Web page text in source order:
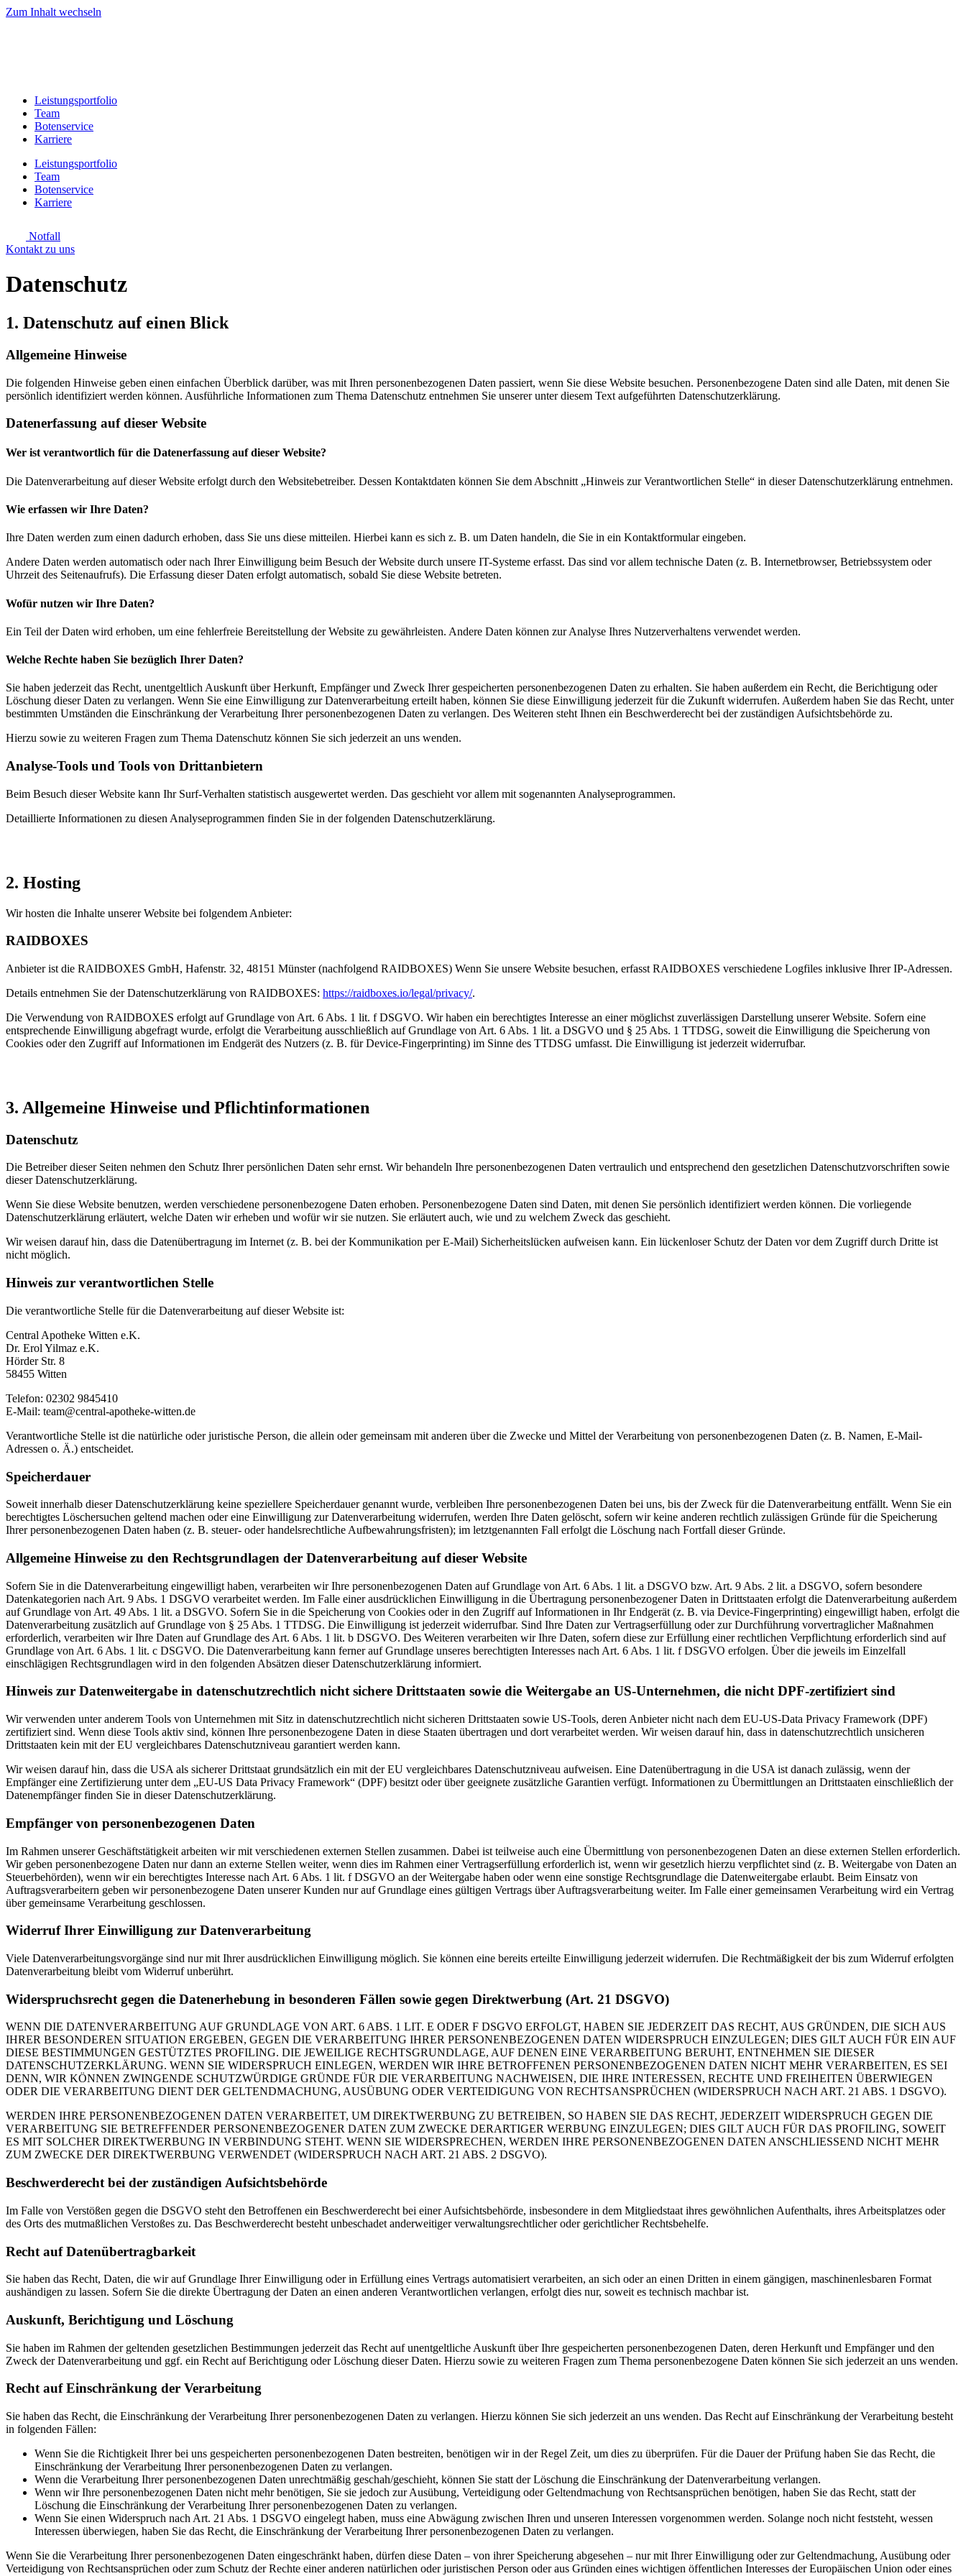
Zum Inhalt wechseln
Leistungsportfolio
Team
Botenservice
Karriere
Leistungsportfolio
Team
Botenservice
Karriere
Notfall
Kontakt zu uns
Datenschutz
1. Datenschutz auf einen Blick
Allgemeine Hinweise
Die folgenden Hinweise geben einen einfachen Überblick darüber, was mit Ihren personenbezogenen Daten passiert, wenn Sie diese Website besuchen. Personenbezogene Daten sind alle Daten, mit denen Sie
persönlich identifiziert werden können. Ausführliche Informationen zum Thema Datenschutz entnehmen Sie unserer unter diesem Text aufgeführten Datenschutzerklärung.
Datenerfassung auf dieser Website
Wer ist verantwortlich für die Datenerfassung auf dieser Website?
Die Datenverarbeitung auf dieser Website erfolgt durch den Websitebetreiber. Dessen Kontaktdaten können Sie dem Abschnitt „Hinweis zur Verantwortlichen Stelle“ in dieser Datenschutzerklärung entnehmen.
Wie erfassen wir Ihre Daten?
Ihre Daten werden zum einen dadurch erhoben, dass Sie uns diese mitteilen. Hierbei kann es sich z. B. um Daten handeln, die Sie in ein Kontaktformular eingeben.
Andere Daten werden automatisch oder nach Ihrer Einwilligung beim Besuch der Website durch unsere IT-Systeme erfasst. Das sind vor allem technische Daten (z. B. Internetbrowser, Betriebssystem oder
Uhrzeit des Seitenaufrufs). Die Erfassung dieser Daten erfolgt automatisch, sobald Sie diese Website betreten.
Wofür nutzen wir Ihre Daten?
Ein Teil der Daten wird erhoben, um eine fehlerfreie Bereitstellung der Website zu gewährleisten. Andere Daten können zur Analyse Ihres Nutzerverhaltens verwendet werden.
Welche Rechte haben Sie bezüglich Ihrer Daten?
Sie haben jederzeit das Recht, unentgeltlich Auskunft über Herkunft, Empfänger und Zweck Ihrer gespeicherten personenbezogenen Daten zu erhalten. Sie haben außerdem ein Recht, die Berichtigung oder
Löschung dieser Daten zu verlangen. Wenn Sie eine Einwilligung zur Datenverarbeitung erteilt haben, können Sie diese Einwilligung jederzeit für die Zukunft widerrufen. Außerdem haben Sie das Recht, unter
bestimmten Umständen die Einschränkung der Verarbeitung Ihrer personenbezogenen Daten zu verlangen. Des Weiteren steht Ihnen ein Beschwerderecht bei der zuständigen Aufsichtsbehörde zu.
Hierzu sowie zu weiteren Fragen zum Thema Datenschutz können Sie sich jederzeit an uns wenden.
Analyse-Tools und Tools von Dritt­anbietern
Beim Besuch dieser Website kann Ihr Surf-Verhalten statistisch ausgewertet werden. Das geschieht vor allem mit sogenannten Analyseprogrammen.
Detaillierte Informationen zu diesen Analyseprogrammen finden Sie in der folgenden Datenschutzerklärung.
2. Hosting
Wir hosten die Inhalte unserer Website bei folgendem Anbieter:
RAIDBOXES
Anbieter ist die RAIDBOXES GmbH, Hafenstr. 32, 48151 Münster (nachfolgend RAIDBOXES) Wenn Sie unsere Website besuchen, erfasst RAIDBOXES verschiedene Logfiles inklusive Ihrer IP-Adressen.
Details entnehmen Sie der Datenschutzerklärung von RAIDBOXES: https://raidboxes.io/legal/privacy/.
Die Verwendung von RAIDBOXES erfolgt auf Grundlage von Art. 6 Abs. 1 lit. f DSGVO. Wir haben ein berechtigtes Interesse an einer möglichst zuverlässigen Darstellung unserer Website. Sofern eine
entsprechende Einwilligung abgefragt wurde, erfolgt die Verarbeitung ausschließlich auf Grundlage von Art. 6 Abs. 1 lit. a DSGVO und § 25 Abs. 1 TTDSG, soweit die Einwilligung die Speicherung von
Cookies oder den Zugriff auf Informationen im Endgerät des Nutzers (z. B. für Device-Fingerprinting) im Sinne des TTDSG umfasst. Die Einwilligung ist jederzeit widerrufbar.
3. Allgemeine Hinweise und Pflicht­informationen
Datenschutz
Die Betreiber dieser Seiten nehmen den Schutz Ihrer persönlichen Daten sehr ernst. Wir behandeln Ihre personenbezogenen Daten vertraulich und entsprechend den gesetzlichen Datenschutzvorschriften sowie
dieser Datenschutzerklärung.
Wenn Sie diese Website benutzen, werden verschiedene personenbezogene Daten erhoben. Personenbezogene Daten sind Daten, mit denen Sie persönlich identifiziert werden können. Die vorliegende
Datenschutzerklärung erläutert, welche Daten wir erheben und wofür wir sie nutzen. Sie erläutert auch, wie und zu welchem Zweck das geschieht.
Wir weisen darauf hin, dass die Datenübertragung im Internet (z. B. bei der Kommunikation per E-Mail) Sicherheitslücken aufweisen kann. Ein lückenloser Schutz der Daten vor dem Zugriff durch Dritte ist
nicht möglich.
Hinweis zur verantwortlichen Stelle
Die verantwortliche Stelle für die Datenverarbeitung auf dieser Website ist:
Central Apotheke Witten e.K.
Dr. Erol Yilmaz e.K.
Hörder Str. 8
58455 Witten
Telefon: 02302 9845410
E-Mail: team@central-apotheke-witten.de
Verantwortliche Stelle ist die natürliche oder juristische Person, die allein oder gemeinsam mit anderen über die Zwecke und Mittel der Verarbeitung von personenbezogenen Daten (z. B. Namen, E-Mail-
Adressen o. Ä.) entscheidet.
Speicherdauer
Soweit innerhalb dieser Datenschutzerklärung keine speziellere Speicherdauer genannt wurde, verbleiben Ihre personenbezogenen Daten bei uns, bis der Zweck für die Datenverarbeitung entfällt. Wenn Sie ein
berechtigtes Löschersuchen geltend machen oder eine Einwilligung zur Datenverarbeitung widerrufen, werden Ihre Daten gelöscht, sofern wir keine anderen rechtlich zulässigen Gründe für die Speicherung
Ihrer personenbezogenen Daten haben (z. B. steuer- oder handelsrechtliche Aufbewahrungsfristen); im letztgenannten Fall erfolgt die Löschung nach Fortfall dieser Gründe.
Allgemeine Hinweise zu den Rechtsgrundlagen der Datenverarbeitung auf dieser Website
Sofern Sie in die Datenverarbeitung eingewilligt haben, verarbeiten wir Ihre personenbezogenen Daten auf Grundlage von Art. 6 Abs. 1 lit. a DSGVO bzw. Art. 9 Abs. 2 lit. a DSGVO, sofern besondere
Datenkategorien nach Art. 9 Abs. 1 DSGVO verarbeitet werden. Im Falle einer ausdrücklichen Einwilligung in die Übertragung personenbezogener Daten in Drittstaaten erfolgt die Datenverarbeitung außerdem
auf Grundlage von Art. 49 Abs. 1 lit. a DSGVO. Sofern Sie in die Speicherung von Cookies oder in den Zugriff auf Informationen in Ihr Endgerät (z. B. via Device-Fingerprinting) eingewilligt haben, erfolgt die
Datenverarbeitung zusätzlich auf Grundlage von § 25 Abs. 1 TTDSG. Die Einwilligung ist jederzeit widerrufbar. Sind Ihre Daten zur Vertragserfüllung oder zur Durchführung vorvertraglicher Maßnahmen
erforderlich, verarbeiten wir Ihre Daten auf Grundlage des Art. 6 Abs. 1 lit. b DSGVO. Des Weiteren verarbeiten wir Ihre Daten, sofern diese zur Erfüllung einer rechtlichen Verpflichtung erforderlich sind auf
Grundlage von Art. 6 Abs. 1 lit. c DSGVO. Die Datenverarbeitung kann ferner auf Grundlage unseres berechtigten Interesses nach Art. 6 Abs. 1 lit. f DSGVO erfolgen. Über die jeweils im Einzelfall
einschlägigen Rechtsgrundlagen wird in den folgenden Absätzen dieser Datenschutzerklärung informiert.
Hinweis zur Datenweitergabe in datenschutzrechtlich nicht sichere Drittstaaten sowie die Weitergabe an US-Unternehmen, die nicht DPF-zertifiziert sind
Wir verwenden unter anderem Tools von Unternehmen mit Sitz in datenschutzrechtlich nicht sicheren Drittstaaten sowie US-Tools, deren Anbieter nicht nach dem EU-US-Data Privacy Framework (DPF)
zertifiziert sind. Wenn diese Tools aktiv sind, können Ihre personenbezogene Daten in diese Staaten übertragen und dort verarbeitet werden. Wir weisen darauf hin, dass in datenschutzrechtlich unsicheren
Drittstaaten kein mit der EU vergleichbares Datenschutzniveau garantiert werden kann.
Wir weisen darauf hin, dass die USA als sicherer Drittstaat grundsätzlich ein mit der EU vergleichbares Datenschutzniveau aufweisen. Eine Datenübertragung in die USA ist danach zulässig, wenn der
Empfänger eine Zertifizierung unter dem „EU-US Data Privacy Framework“ (DPF) besitzt oder über geeignete zusätzliche Garantien verfügt. Informationen zu Übermittlungen an Drittstaaten einschließlich der
Datenempfänger finden Sie in dieser Datenschutzerklärung.
Empfänger von personenbezogenen Daten
Im Rahmen unserer Geschäftstätigkeit arbeiten wir mit verschiedenen externen Stellen zusammen. Dabei ist teilweise auch eine Übermittlung von personenbezogenen Daten an diese externen Stellen erforderlich.
Wir geben personenbezogene Daten nur dann an externe Stellen weiter, wenn dies im Rahmen einer Vertragserfüllung erforderlich ist, wenn wir gesetzlich hierzu verpflichtet sind (z. B. Weitergabe von Daten an
Steuerbehörden), wenn wir ein berechtigtes Interesse nach Art. 6 Abs. 1 lit. f DSGVO an der Weitergabe haben oder wenn eine sonstige Rechtsgrundlage die Datenweitergabe erlaubt. Beim Einsatz von
Auftragsverarbeitern geben wir personenbezogene Daten unserer Kunden nur auf Grundlage eines gültigen Vertrags über Auftragsverarbeitung weiter. Im Falle einer gemeinsamen Verarbeitung wird ein Vertrag
über gemeinsame Verarbeitung geschlossen.
Widerruf Ihrer Einwilligung zur Datenverarbeitung
Viele Datenverarbeitungsvorgänge sind nur mit Ihrer ausdrücklichen Einwilligung möglich. Sie können eine bereits erteilte Einwilligung jederzeit widerrufen. Die Rechtmäßigkeit der bis zum Widerruf erfolgten
Datenverarbeitung bleibt vom Widerruf unberührt.
Widerspruchsrecht gegen die Datenerhebung in besonderen Fällen sowie gegen Direktwerbung (Art. 21 DSGVO)
WENN DIE DATENVERARBEITUNG AUF GRUNDLAGE VON ART. 6 ABS. 1 LIT. E ODER F DSGVO ERFOLGT, HABEN SIE JEDERZEIT DAS RECHT, AUS GRÜNDEN, DIE SICH AUS
IHRER BESONDEREN SITUATION ERGEBEN, GEGEN DIE VERARBEITUNG IHRER PERSONENBEZOGENEN DATEN WIDERSPRUCH EINZULEGEN; DIES GILT AUCH FÜR EIN AUF
DIESE BESTIMMUNGEN GESTÜTZTES PROFILING. DIE JEWEILIGE RECHTSGRUNDLAGE, AUF DENEN EINE VERARBEITUNG BERUHT, ENTNEHMEN SIE DIESER
DATENSCHUTZERKLÄRUNG. WENN SIE WIDERSPRUCH EINLEGEN, WERDEN WIR IHRE BETROFFENEN PERSONENBEZOGENEN DATEN NICHT MEHR VERARBEITEN, ES SEI
DENN, WIR KÖNNEN ZWINGENDE SCHUTZWÜRDIGE GRÜNDE FÜR DIE VERARBEITUNG NACHWEISEN, DIE IHRE INTERESSEN, RECHTE UND FREIHEITEN ÜBERWIEGEN
ODER DIE VERARBEITUNG DIENT DER GELTENDMACHUNG, AUSÜBUNG ODER VERTEIDIGUNG VON RECHTSANSPRÜCHEN (WIDERSPRUCH NACH ART. 21 ABS. 1 DSGVO).
WERDEN IHRE PERSONENBEZOGENEN DATEN VERARBEITET, UM DIREKTWERBUNG ZU BETREIBEN, SO HABEN SIE DAS RECHT, JEDERZEIT WIDERSPRUCH GEGEN DIE
VERARBEITUNG SIE BETREFFENDER PERSONENBEZOGENER DATEN ZUM ZWECKE DERARTIGER WERBUNG EINZULEGEN; DIES GILT AUCH FÜR DAS PROFILING, SOWEIT
ES MIT SOLCHER DIREKTWERBUNG IN VERBINDUNG STEHT. WENN SIE WIDERSPRECHEN, WERDEN IHRE PERSONENBEZOGENEN DATEN ANSCHLIESSEND NICHT MEHR
ZUM ZWECKE DER DIREKTWERBUNG VERWENDET (WIDERSPRUCH NACH ART. 21 ABS. 2 DSGVO).
Beschwerde­recht bei der zuständigen Aufsichts­behörde
Im Falle von Verstößen gegen die DSGVO steht den Betroffenen ein Beschwerderecht bei einer Aufsichtsbehörde, insbesondere in dem Mitgliedstaat ihres gewöhnlichen Aufenthalts, ihres Arbeitsplatzes oder
des Orts des mutmaßlichen Verstoßes zu. Das Beschwerderecht besteht unbeschadet anderweitiger verwaltungsrechtlicher oder gerichtlicher Rechtsbehelfe.
Recht auf Daten­übertrag­barkeit
Sie haben das Recht, Daten, die wir auf Grundlage Ihrer Einwilligung oder in Erfüllung eines Vertrags automatisiert verarbeiten, an sich oder an einen Dritten in einem gängigen, maschinenlesbaren Format
aushändigen zu lassen. Sofern Sie die direkte Übertragung der Daten an einen anderen Verantwortlichen verlangen, erfolgt dies nur, soweit es technisch machbar ist.
Auskunft, Berichtigung und Löschung
Sie haben im Rahmen der geltenden gesetzlichen Bestimmungen jederzeit das Recht auf unentgeltliche Auskunft über Ihre gespeicherten personenbezogenen Daten, deren Herkunft und Empfänger und den
Zweck der Datenverarbeitung und ggf. ein Recht auf Berichtigung oder Löschung dieser Daten. Hierzu sowie zu weiteren Fragen zum Thema personenbezogene Daten können Sie sich jederzeit an uns wenden.
Recht auf Einschränkung der Verarbeitung
Sie haben das Recht, die Einschränkung der Verarbeitung Ihrer personenbezogenen Daten zu verlangen. Hierzu können Sie sich jederzeit an uns wenden. Das Recht auf Einschränkung der Verarbeitung besteht
in folgenden Fällen:
Wenn Sie die Richtigkeit Ihrer bei uns gespeicherten personenbezogenen Daten bestreiten, benötigen wir in der Regel Zeit, um dies zu überprüfen. Für die Dauer der Prüfung haben Sie das Recht, die
Einschränkung der Verarbeitung Ihrer personenbezogenen Daten zu verlangen.
Wenn die Verarbeitung Ihrer personenbezogenen Daten unrechtmäßig geschah/geschieht, können Sie statt der Löschung die Einschränkung der Datenverarbeitung verlangen.
Wenn wir Ihre personenbezogenen Daten nicht mehr benötigen, Sie sie jedoch zur Ausübung, Verteidigung oder Geltendmachung von Rechtsansprüchen benötigen, haben Sie das Recht, statt der
Löschung die Einschränkung der Verarbeitung Ihrer personenbezogenen Daten zu verlangen.
Wenn Sie einen Widerspruch nach Art. 21 Abs. 1 DSGVO eingelegt haben, muss eine Abwägung zwischen Ihren und unseren Interessen vorgenommen werden. Solange noch nicht feststeht, wessen
Interessen überwiegen, haben Sie das Recht, die Einschränkung der Verarbeitung Ihrer personenbezogenen Daten zu verlangen.
Wenn Sie die Verarbeitung Ihrer personenbezogenen Daten eingeschränkt haben, dürfen diese Daten – von ihrer Speicherung abgesehen – nur mit Ihrer Einwilligung oder zur Geltendmachung, Ausübung oder
Verteidigung von Rechtsansprüchen oder zum Schutz der Rechte einer anderen natürlichen oder juristischen Person oder aus Gründen eines wichtigen öffentlichen Interesses der Europäischen Union oder eines